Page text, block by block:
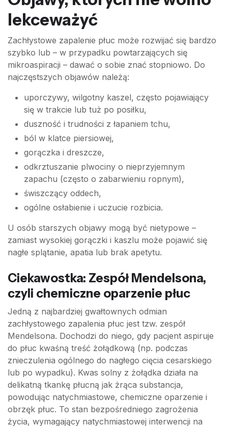
lekceważyć
Zachłystowe zapalenie płuc może rozwijać się bardzo
szybko lub – w przypadku powtarzających się
mikroaspiracji – dawać o sobie znać stopniowo. Do
najczęstszych objawów należą:
uporczywy, wilgotny kaszel, często pojawiający
się w trakcie lub tuż po posiłku,
duszność i trudności z łapaniem tchu,
ból w klatce piersiowej,
gorączka i dreszcze,
odkrztuszanie plwociny o nieprzyjemnym
zapachu (często o zabarwieniu ropnym),
świszczący oddech,
ogólne osłabienie i uczucie rozbicia.
U osób starszych objawy mogą być nietypowe –
zamiast wysokiej gorączki i kaszlu może pojawić się
nagłe splątanie, apatia lub brak apetytu.
Ciekawostka: Zespół Mendelsona,
czyli chemiczne oparzenie płuc
Jedną z najbardziej gwałtownych odmian
zachłystowego zapalenia płuc jest tzw. zespół
Mendelsona. Dochodzi do niego, gdy pacjent aspiruje
do płuc kwaśną treść żołądkową (np. podczas
znieczulenia ogólnego do nagłego cięcia cesarskiego
lub po wypadku). Kwas solny z żołądka działa na
delikatną tkankę płucną jak żrąca substancja,
powodując natychmiastowe, chemiczne oparzenie i
obrzęk płuc. To stan bezpośredniego zagrożenia
życia, wymagający natychmiastowej interwencji na